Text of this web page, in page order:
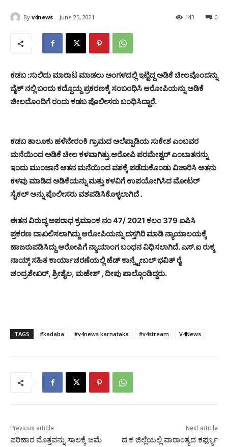
By v4news June 25, 2021 0
143
ಕಡಬ :ಸುಲಿದು ಮಾರಾಟ ಮಾಡಲು ಅಂಗಳದಲ್ಲಿ ಇಟ್ಟಿದ್ದ ಅಡಿಕೆ ಚೀಲವೊಂದನ್ನು
ಬೈಕ್ ನಲ್ಲಿ ಬಂದು ಕದ್ದೊಯ್ದ ಪ್ರಕರಣಕ್ಕೆ ಸಂಬಂಧಿಸಿ ಆರೋಪಿಯನ್ನು ಅಡಿಕೆ
ಚೀಲದೊಂದಿಗೆ ರಂದು ಕಡಬ ಪೊಲೀಸರು ಬಂಧಿಸಿದ್ದಾರೆ.
ಕಡಬ ತಾಲೂಕು ಹಳೆನೇರಂಕಿ ಗ್ರಾಮದ ಅಲೆಪ್ಪಾಡಿಯ ಸುಕೇಶ ಎಂಬವರ
ಮನೆಯಿಂದ ಅಡಿಕೆ ಚೀಲ ಕಳವಾಗಿತ್ತು.ಆರೋಪಿ ಪರಮೇಶ್ವರ್ ಎಂಬಾತನನ್ನು
ಇಂದು ಮುಂಜಾನೆ ಆತನ ಮನೆಯಿಂದ ವಶಕ್ಕೆ ಪಡೆದುಕೊಂಡು ವಿಚಾರಿಸಿ ಆತನು
ಕಳವು ಮಾಡಿದ ಅಡಿಕೆಯನ್ನು ಮತ್ತು ಕಳವಿಗೆ ಉಪಯೋಗಿಸಿದ ಮೋಟರ್
ಸೈಕಲ್ ಅನ್ನು ಪೊಲೀಸರು ವಶಪಡಿಸಿಕೊಳ್ಳಲಾಗಿದೆ .
ಈತನ ವಿರುದ್ಧ ಅಪರಾಧ ಕ್ರಮಾಂಕ ನಂ 47/ 2021 ಕಲಂ 379 ಐಪಿಸಿ
ಪ್ರಕರಣ ದಾಖಲಿಸಲಾಗಿದ್ದು ಆರೋಪಿಯನ್ನು ದಸ್ತಗಿರಿ ಮಾಡಿ ನ್ಯಾಯಾಲಯಕ್ಕೆ
ಹಾಜರುಪಡಿಸಿದ್ದು ಆರೋಪಿಗೆ ನ್ಯಾಯಾಂಗ ಬಂಧನ ವಿಧಿಸಲಾಗಿದೆ. ಎಸ್.ಐ ರುಕ್ಮ
ನಾಯ್ಕ್ ಸಹಿತ ಕಾರ್ಯಾಚರಣೆಯಲ್ಲಿ ಹೆಡ್ ಕಾನ್ಸ್ಟೇಬಲ್ ಭವಿತ್ ರೈ
ಚಂದ್ರಶೇಖರ್, ಶ್ರೀಶೈಲ, ಮಹೇಶ್ , ದೀಪು ಪಾಲ್ಗೊಂಡಿದ್ದರು.
TAGS #kadaba #v4news karnataka #v4stream V4News
Previous article
ಪರಿಹಾರ ಮೊತ್ತವನ್ನು ಸಾಲಕ್ಕೆ ಜಮೆ
Next article
ದ.ಕ ಜಿಲ್ಲೆಯಲ್ಲಿ ವಾರಾಂತ್ಯದ ಕರ್ಫ್ಯೂ